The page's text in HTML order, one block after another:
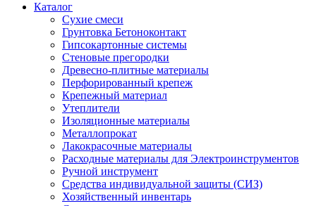
Каталог
Сухие смеси
Грунтовка Бетоноконтакт
Гипсокартонные системы
Стеновые прегородки
Древесно-плитные материалы
Перфорированный крепеж
Крепежный материал
Утеплители
Изоляционные материалы
Металлопрокат
Лакокрасочные материалы
Расходные материалы для Электроинструментов
Ручной инструмент
Средства индивидуальной защиты (СИЗ)
Хозяйственный инвентарь